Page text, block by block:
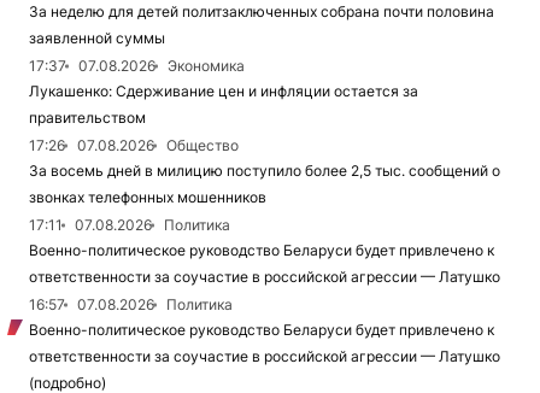
За неделю для детей политзаключенных собрана почти половина
заявленной суммы
17:37
07.08.2026
Экономика
Лукашенко: Сдерживание цен и инфляции остается за
правительством
17:26
07.08.2026
Общество
За восемь дней в милицию поступило более 2,5 тыс. сообщений о
звонках телефонных мошенников
17:11
07.08.2026
Политика
Военно-политическое руководство Беларуси будет привлечено к
ответственности за соучастие в российской агрессии — Латушко
16:57
07.08.2026
Политика
Военно-политическое руководство Беларуси будет привлечено к
ответственности за соучастие в российской агрессии — Латушко
(подробно)